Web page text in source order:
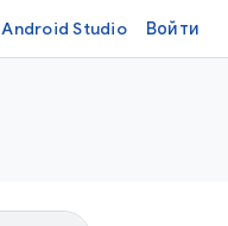
Android Studio Войти